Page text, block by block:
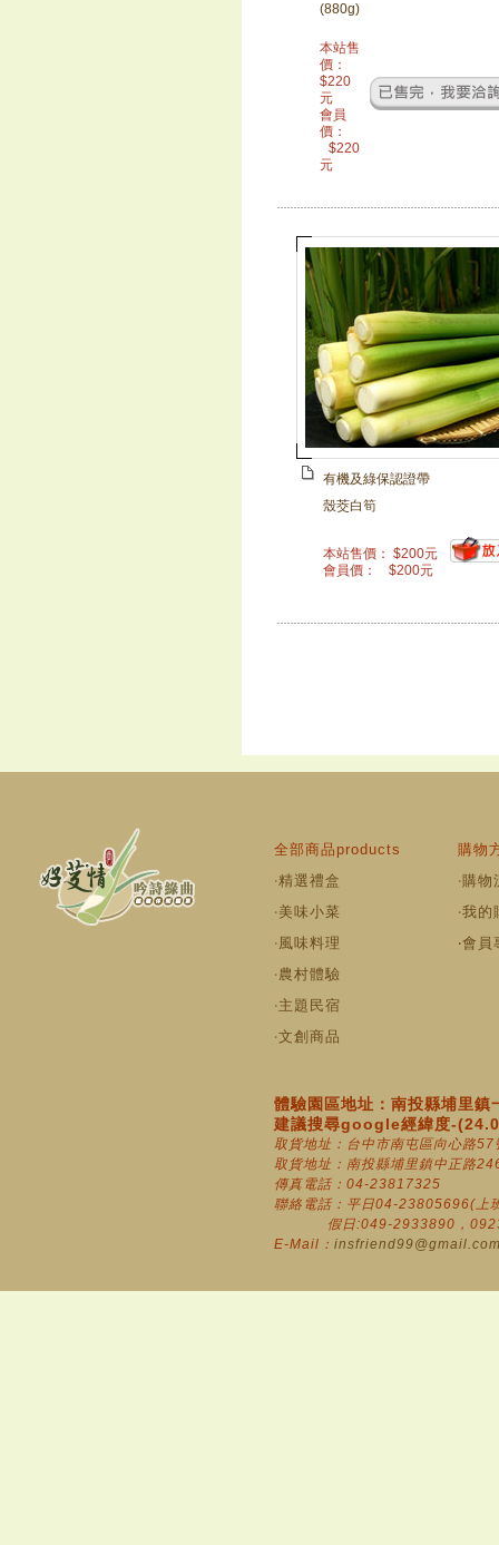
(880g)
本站售
價：
$220
元
會員
價：
$220
元
有機及綠保認證帶
殼茭白筍
本站售價： $200元
會員價：
$200元
全部商品products
購物
‧精選禮盒
‧美味小菜
‧風味料理
‧農村體驗
‧主題民宿
‧文創商品
‧購物
‧我的
‧會員
體驗園區地址：南投縣埔里
建議搜尋google經緯度-
取貨地址：台中市南屯區向心路57
取貨地址：南投縣埔里鎮中正路
傳真電話：04-23817325
聯絡電話：平日04-23805696(
假日:049-2933890，0923-
E-Mail：